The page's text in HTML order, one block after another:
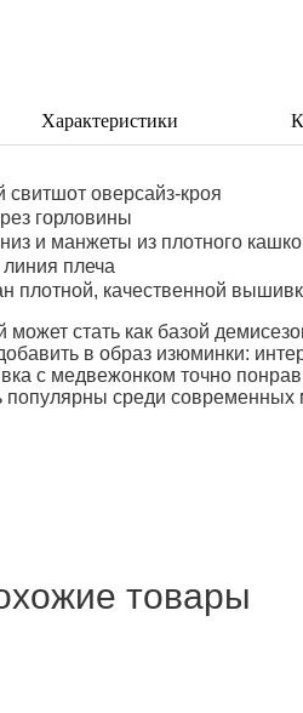
Характеристики
свитшот оверсайз-кроя
горловины
и манжеты из плотного
плеча
плотной, качественной
стать как базой
в образ изюминки:
с медвежонком точно
популярны среди современных
товары